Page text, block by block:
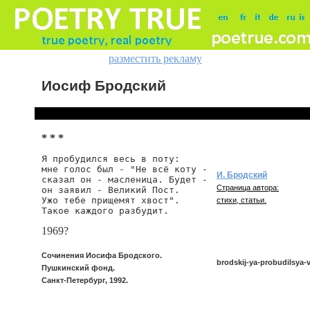
разместить рекламу
Иосиф Бродский
* * *
Я пробудился весь в поту:
мне голос был - "Не всё коту -
сказал он - масленица. Будет -
он заявил - Великий Пост.
Ужо тебе прищемят хвост".
Такое каждого разбудит.
1969?
Сочинения Иосифа Бродского.
Пушкинский фонд.
Санкт-Петербург, 1992.
И. Бродский
Страница автора:
стихи, статьи.
brodskij-ya-probudilsya-